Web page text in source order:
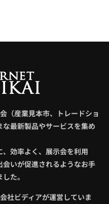
（産業見本市、トレードショ
最新製品やサービスを集め
効率よく、展示会を利用
いが促進されるようなお手
た。
社ビディアが運営していま